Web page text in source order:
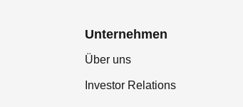
Unternehmen
Über uns
Investor Relations